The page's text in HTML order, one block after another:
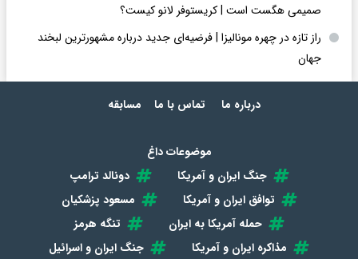
صمیمی هگست است | کریستوفر لانو کیست؟
راز تازه در چهره مونالیزا | فرضیه‌ای جدید درباره مشهورترین لبخند
جهان
درباره ما تماس با ما مسابقه
موضوعات داغ
جنگ ایران و آمریکا
دونالد ترامپ
توافق ایران و آمریکا
مسعود پزشکیان
حمله آمریکا به ایران
تنگه هرمز
مذاکره ایران و آمریکا
جنگ ایران و اسرائیل